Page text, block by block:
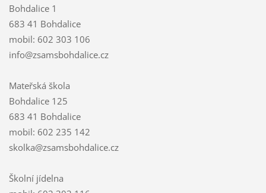
Bohdalice 1
683 41 Bohdalice
mobil: 602 303 106
info@zsamsbohdalice.cz
Mateřská škola
Bohdalice 125
683 41 Bohdalice
mobil: 602 235 142
skolka@zsamsbohdalice.cz
Školní jídelna